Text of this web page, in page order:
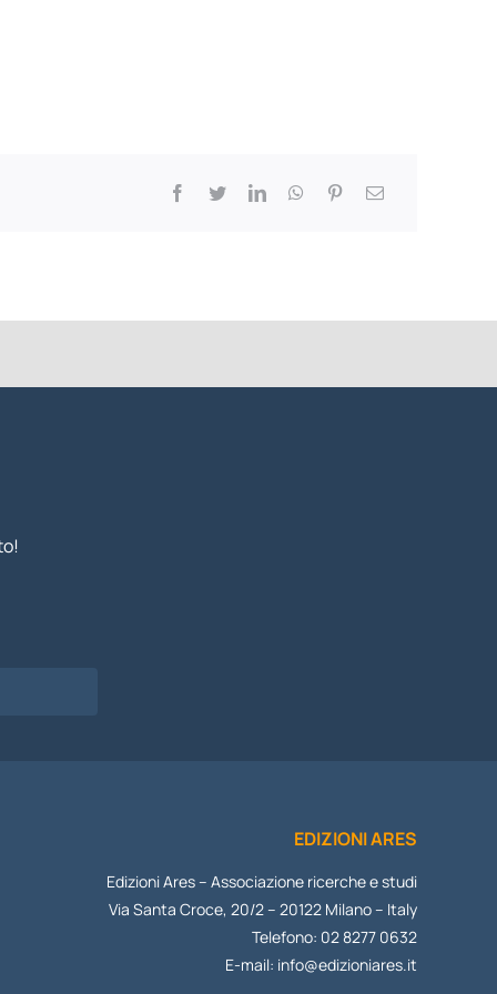
EDIZIONI ARES
Edizioni Ares – Associazione ricerche e studi
Via Santa Croce, 20/2 – 20122 Milano – Italy
Telefono: 02 8277 0632
E-mail: info@edizioniares.it